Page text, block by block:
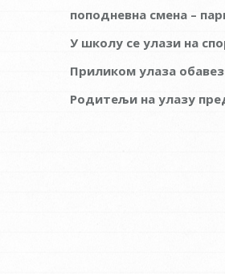
поподневна смена –
У школу се улази на
Приликом улаза
Родитељи на улазу